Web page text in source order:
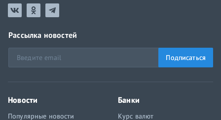
Рассылка новостей
Подписаться
Новости
Популярные новости
Банки
Курс валют